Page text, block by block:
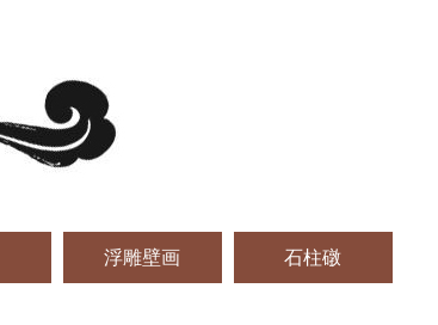
浮雕壁画 石柱礅